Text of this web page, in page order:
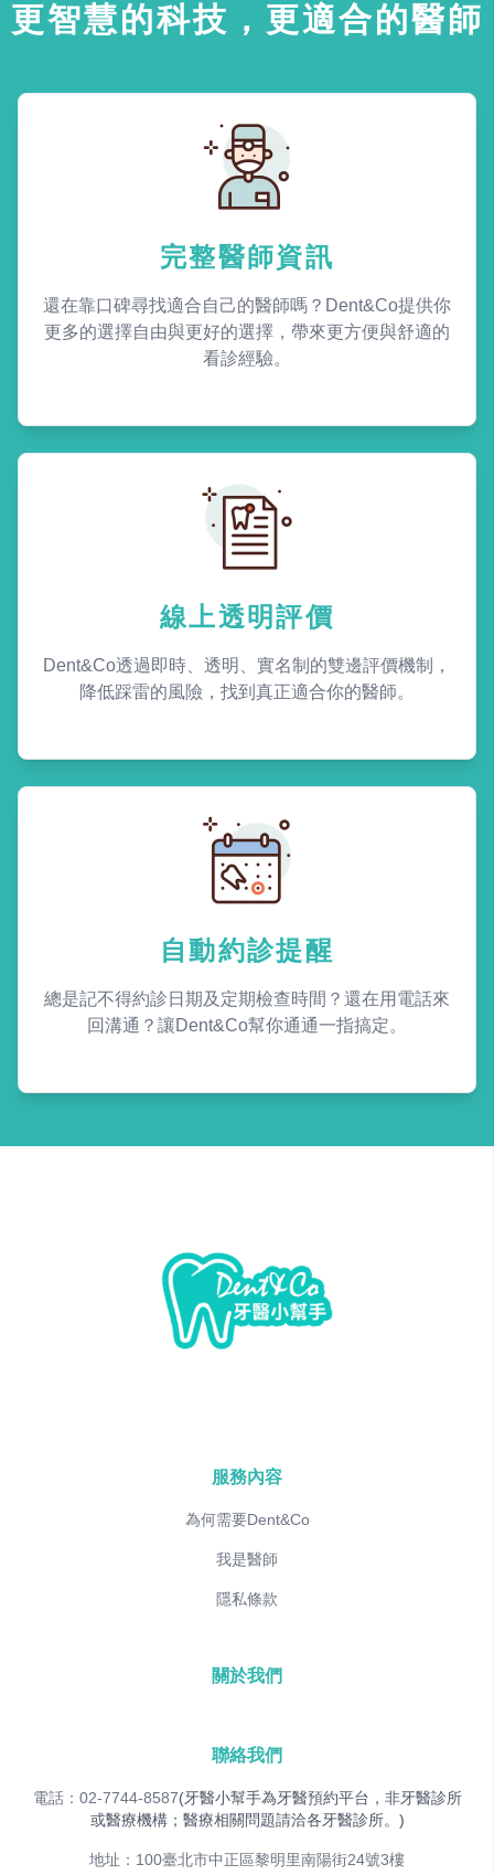
更智慧的科技，更適合的醫師
完整醫師資訊
還在靠口碑尋找適合自己的醫師嗎？Dent&Co提供你
更多的選擇自由與更好的選擇，帶來更方便與舒適的
看診經驗。
線上透明評價
Dent&Co透過即時、透明、實名制的雙邊評價機制，
降低踩雷的風險，找到真正適合你的醫師。
自動約診提醒
總是記不得約診日期及定期檢查時間？還在用電話來
回溝通？讓Dent&Co幫你通通一指搞定。
服務內容
為何需要Dent&Co
我是醫師
隱私條款
關於我們
聯絡我們
電話：02-7744-8587(牙醫小幫手為牙醫預約平台，非牙醫診所
或醫療機構；醫療相關問題請洽各牙醫診所。)
地址：100臺北市中正區黎明里南陽街24號3樓